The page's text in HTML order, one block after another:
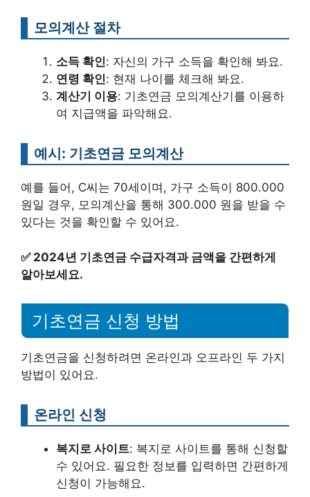
모의계산 절차
소득 확인: 자신의 가구 소득을 확인해 봐요.
연령 확인: 현재 나이를 체크해 봐요.
계산기 이용: 기초연금 모의계산기를 이용하
여 지급액을 파악해요.
예시: 기초연금 모의계산
예를 들어, C씨는 70세이며, 가구 소득이 800.000
원일 경우, 모의계산을 통해 300.000 원을 받을 수
있다는 것을 확인할 수 있어요.
✅ 2024년 기초연금 수급자격과 금액을 간편하게
알아보세요.
기초연금 신청 방법
기초연금을 신청하려면 온라인과 오프라인 두 가지
방법이 있어요.
온라인 신청
복지로 사이트: 복지로 사이트를 통해 신청할
수 있어요. 필요한 정보를 입력하면 간편하게
신청이 가능해요.